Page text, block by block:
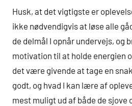
Husk, at det vigtigste er
ikke nødvendigvis at løse alle
de delmål I opnår undervejs, og
motivation til at holde energien
det være givende at tage en
godt, og hvad I kan lære af
mest muligt ud af både de sjove